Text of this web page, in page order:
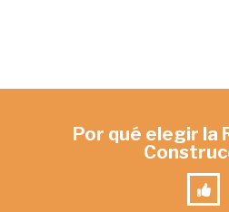
Por qué elegir la